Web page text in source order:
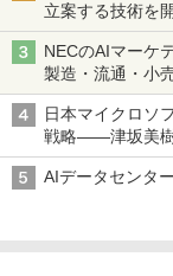
立案する技術を
NECのAIマーケ
製造・流通・小
日本マイクロソ
戦略――津坂美樹
AIデータセンタ